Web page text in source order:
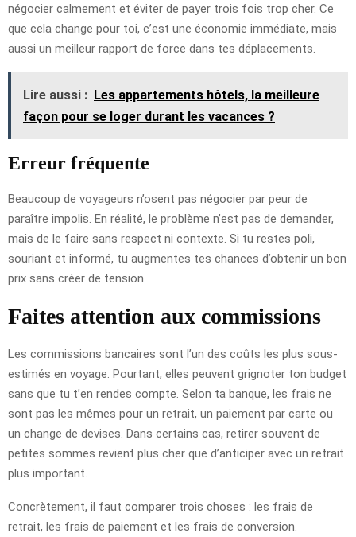
négocier calmement et éviter de payer trois fois trop cher. Ce
que cela change pour toi, c’est une économie immédiate, mais
aussi un meilleur rapport de force dans tes déplacements.
Lire aussi : Les appartements hôtels, la meilleure
façon pour se loger durant les vacances ?
Erreur fréquente
Beaucoup de voyageurs n’osent pas négocier par peur de
paraître impolis. En réalité, le problème n’est pas de demander,
mais de le faire sans respect ni contexte. Si tu restes poli,
souriant et informé, tu augmentes tes chances d’obtenir un bon
prix sans créer de tension.
Faites attention aux commissions
Les commissions bancaires sont l’un des coûts les plus sous-
estimés en voyage. Pourtant, elles peuvent grignoter ton budget
sans que tu t’en rendes compte. Selon ta banque, les frais ne
sont pas les mêmes pour un retrait, un paiement par carte ou
un change de devises. Dans certains cas, retirer souvent de
petites sommes revient plus cher que d’anticiper avec un retrait
plus important.
Concrètement, il faut comparer trois choses : les frais de
retrait, les frais de paiement et les frais de conversion.